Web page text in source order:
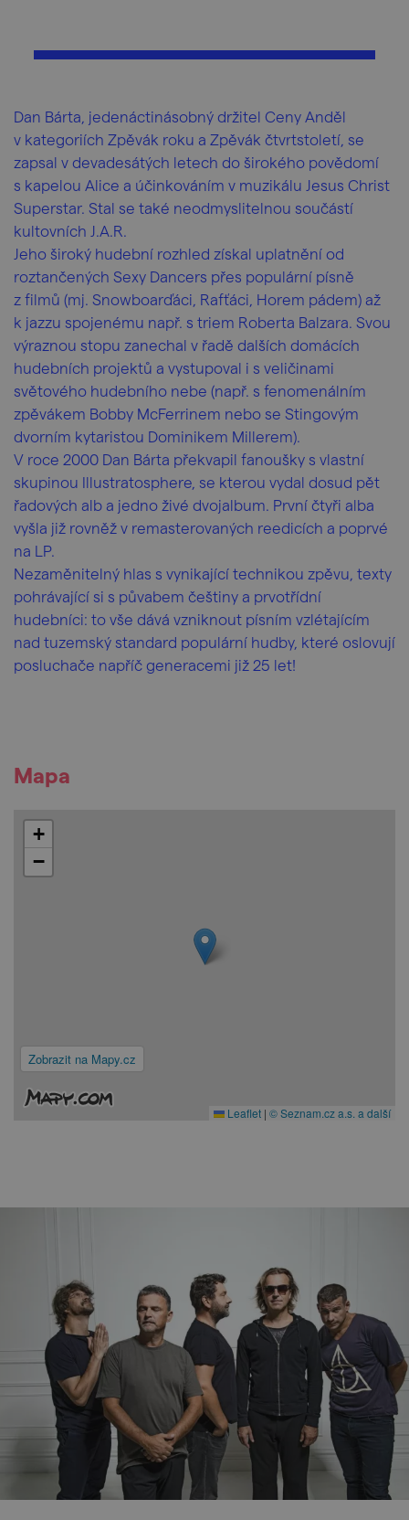
Dan Bárta, jedenáctinásobný držitel Ceny Anděl
v kategoriích Zpěvák roku a Zpěvák čtvrtstoletí, se
zapsal v devadesátých letech do širokého povědomí
s kapelou Alice a účinkováním v muzikálu Jesus Christ
Superstar. Stal se také neodmyslitelnou součástí
kultovních J.A.R.
Jeho široký hudební rozhled získal uplatnění od
roztančených Sexy Dancers přes populární písně
z filmů (mj. Snowboarďáci, Rafťáci, Horem pádem) až
k jazzu spojenému např. s triem Roberta Balzara. Svou
výraznou stopu zanechal v řadě dalších domácích
hudebních projektů a vystupoval i s veličinami
světového hudebního nebe (např. s fenomenálním
zpěvákem Bobby McFerrinem nebo se Stingovým
dvorním kytaristou Dominikem Millerem).
V roce 2000 Dan Bárta překvapil fanoušky s vlastní
skupinou Illustratosphere, se kterou vydal dosud pět
řadových alb a jedno živé dvojalbum. První čtyři alba
vyšla již rovněž v remasterovaných reedicích a poprvé
na LP.
Nezaměnitelný hlas s vynikající technikou zpěvu, texty
pohrávající si s půvabem češtiny a prvotřídní
hudebníci: to vše dává vzniknout písním vzlétajícím
nad tuzemský standard populární hudby, které oslovují
posluchače napříč generacemi již 25 let!
Mapa
Zobrazit na Mapy.cz
+
−
Leaflet | © Seznam.cz a.s. a další